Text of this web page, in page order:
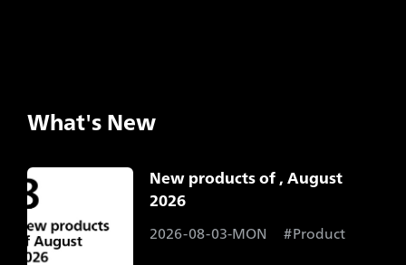
What's New
New products of , August
2026​
2026-08-03-MON Product